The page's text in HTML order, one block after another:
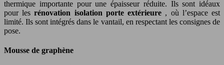
thermique importante pour une épaisseur réduite. Ils sont idéaux
pour lesrénovation isolation porte extérieure , où l’espace est
limité. Ils sont intégrés dans le vantail, en respectant les consignes de
pose.
Mousse de graphène